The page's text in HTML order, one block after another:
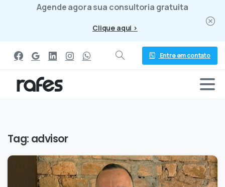
Agende agora sua consultoria gratuita
Clique aqui >
Entre em contato
Tag: advisor